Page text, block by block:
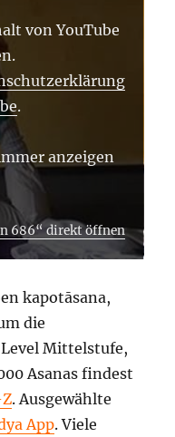
von YouTube
.
anzeigen
686“ direkt öffnen
kapotāsana,
die
Level Mittelstufe,
Asanas findest
. Ausgewählte
App. Viele